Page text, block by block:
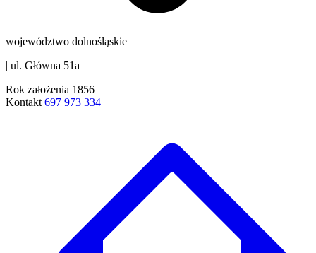
województwo dolnośląskie
| ul. Główna 51a
Rok założenia 1856
Kontakt 697 973 334